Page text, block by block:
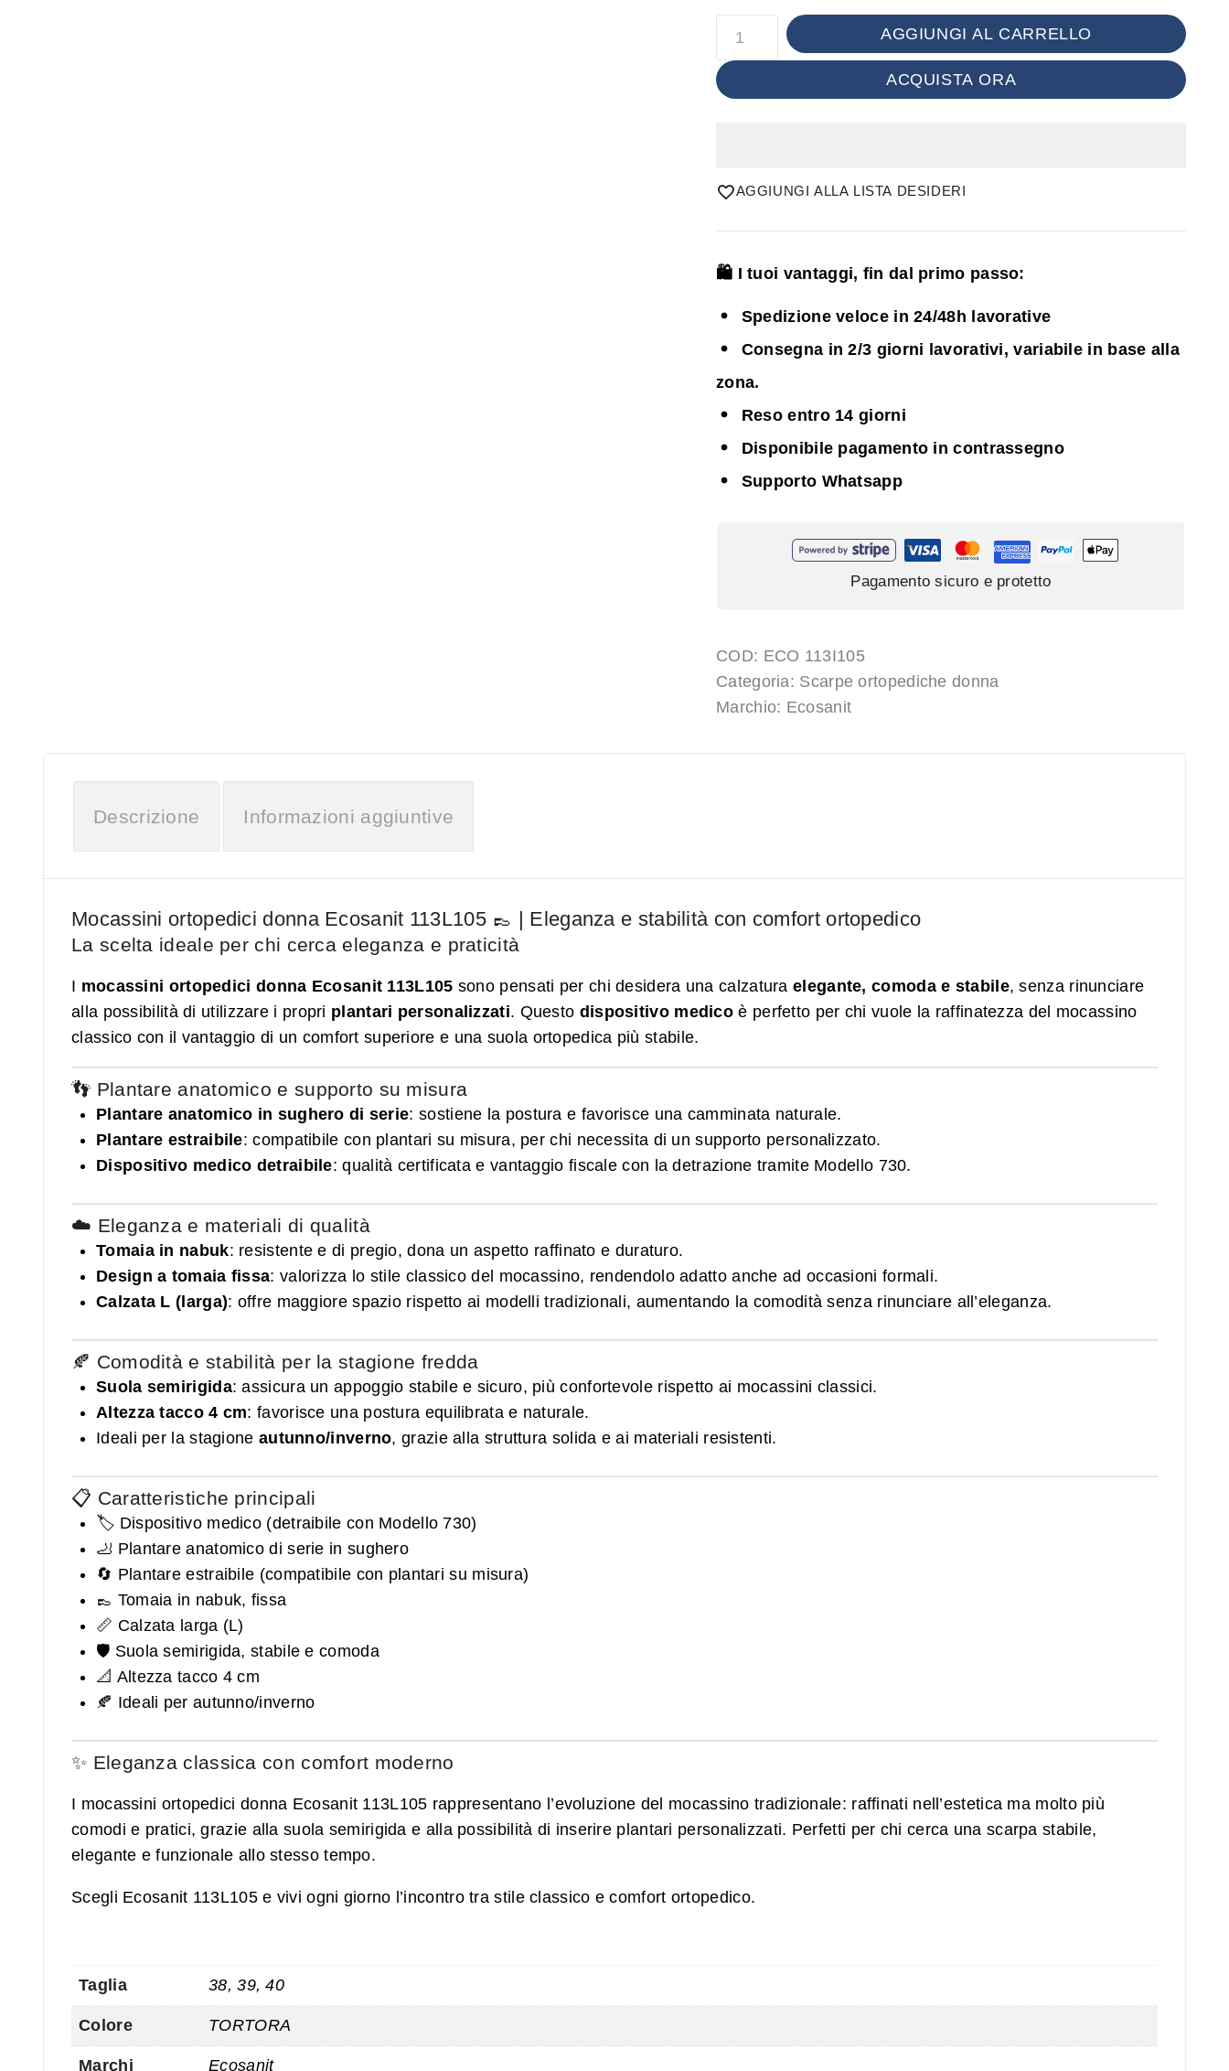
AGGIUNGI AL CARRELLO
ACQUISTA ORA
AGGIUNGI ALLA LISTA DESIDERI
🛍️ I tuoi vantaggi, fin dal primo passo:
Spedizione veloce in 24/48h lavorative
Consegna in 2/3 giorni lavorativi, variabile in base alla
zona.
Reso entro 14 giorni
Disponibile pagamento in contrassegno
Supporto Whatsapp
Pagamento sicuro e protetto
COD: ECO 113I105
Categoria: Scarpe ortopediche donna
Marchio: Ecosanit
Descrizione Informazioni aggiuntive
Mocassini ortopedici donna Ecosanit 113L105 👞 | Eleganza e stabilità con comfort ortopedico
La scelta ideale per chi cerca eleganza e praticità
I mocassini ortopedici donna Ecosanit 113L105 sono pensati per chi desidera una calzaturaelegante, comoda e stabile, senza rinunciare
alla possibilità di utilizzare i propri plantari personalizzati. Questo dispositivo medico è perfetto per chi vuole la raffinatezza del mocassino
classico con il vantaggio di un comfort superiore e una suola ortopedica più stabile.
👣 Plantare anatomico e supporto su misura
Plantare anatomico in sughero di serie: sostiene la postura e favorisce una camminata naturale.
Plantare estraibile: compatibile con plantari su misura, per chi necessita di un supporto personalizzato.
Dispositivo medico detraibile: qualità certificata e vantaggio fiscale con la detrazione tramite Modello 730.
☁️ Eleganza e materiali di qualità
Tomaia in nabuk: resistente e di pregio, dona un aspetto raffinato e duraturo.
Design a tomaia fissa: valorizza lo stile classico del mocassino, rendendolo adatto anche ad occasioni formali.
Calzata L (larga): offre maggiore spazio rispetto ai modelli tradizionali, aumentando la comodità senza rinunciare all’eleganza.
🍂 Comodità e stabilità per la stagione fredda
Suola semirigida: assicura un appoggio stabile e sicuro, più confortevole rispetto ai mocassini classici.
Altezza tacco 4 cm: favorisce una postura equilibrata e naturale.
Ideali per la stagione autunno/inverno, grazie alla struttura solida e ai materiali resistenti.
📋 Caratteristiche principali
🏷️ Dispositivo medico (detraibile con Modello 730)
🦶 Plantare anatomico di serie in sughero
🔄 Plantare estraibile (compatibile con plantari su misura)
👞 Tomaia in nabuk, fissa
📏 Calzata larga (L)
🛡️ Suola semirigida, stabile e comoda
📐 Altezza tacco 4 cm
🍂 Ideali per autunno/inverno
✨ Eleganza classica con comfort moderno
I mocassini ortopedici donna Ecosanit 113L105 rappresentano l’evoluzione del mocassino tradizionale: raffinati nell’estetica ma molto più
comodi e pratici, grazie alla suola semirigida e alla possibilità di inserire plantari personalizzati. Perfetti per chi cerca una scarpa stabile,
elegante e funzionale allo stesso tempo.
Scegli Ecosanit 113L105 e vivi ogni giorno l’incontro tra stile classico e comfort ortopedico.
Taglia 38, 39, 40
Colore TORTORA
Marchi Ecosanit